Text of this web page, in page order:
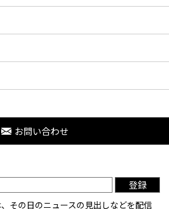
お問い合わせ
登録
その日のニュースの見出しなどを配信